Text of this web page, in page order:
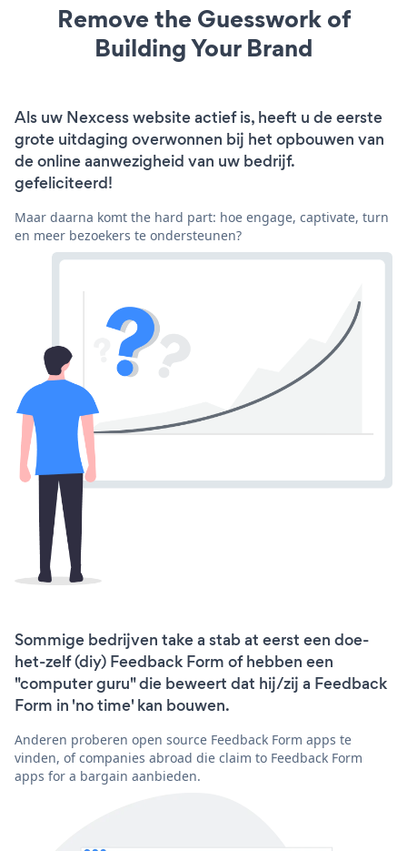
Remove the Guesswork of
Building Your Brand
Als uw Nexcess website actief is, heeft u de eerste
grote uitdaging overwonnen bij het opbouwen van
de online aanwezigheid van uw bedrijf.
gefeliciteerd!
Maar daarna komt the hard part: hoe engage, captivate, turn
en meer bezoekers te ondersteunen?
Sommige bedrijven take a stab at eerst een doe-
het-zelf (diy) Feedback Form of hebben een
"computer guru" die beweert dat hij/zij a Feedback
Form in 'no time' kan bouwen.
Anderen proberen open source Feedback Form apps te
vinden, of companies abroad die claim to Feedback Form
apps for a bargain aanbieden.